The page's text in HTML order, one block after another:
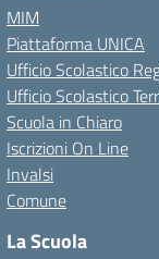
MIM
Piattaforma UNICA
Ufficio Scolastico
Ufficio Scolastico
Scuola in Chiaro
Iscrizioni On Line
Invalsi
Comune
La Scuola